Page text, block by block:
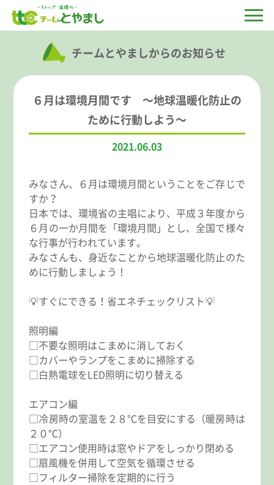
チームとやましからのお知らせ
６月は環境月間です ～地球温暖化防止の
ために行動しよう～
2021.06.03
みなさん、６月は環境月間ということをご存じで
すか？
日本では、環境省の主唱により、平成３年度から
６月の一か月間を「環境月間」とし、全国で様々
な行事が行われています。
みなさんも、身近なことから地球温暖化防止のた
めに行動しましょう！
💡すぐにできる！省エネチェックリスト💡
照明編
□不要な照明はこまめに消しておく
□カバーやランプをこまめに掃除する
□白熱電球をLED照明に切り替える
エアコン編
□冷房時の室温を２８℃を目安にする（暖房時は
２０℃）
□エアコン使用時は窓やドアをしっかり閉める
□扇風機を併用して空気を循環させる
□フィルター掃除を定期的に行う